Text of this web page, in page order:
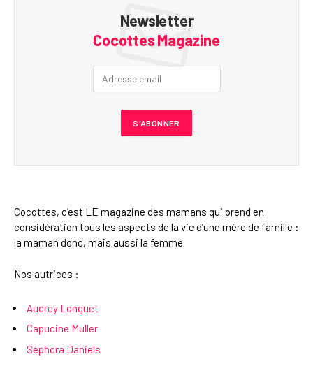
Newsletter
Cocottes Magazine
Cocottes, c’est LE magazine des mamans qui prend en
considération tous les aspects de la vie d’une mère de famille :
la maman donc, mais aussi la femme.
Nos autrices :
Audrey Longuet
Capucine Muller
Séphora Daniels